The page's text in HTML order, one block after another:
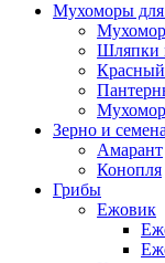
Мухоморы
Шляпки
Мухомор
Зерно и семена
Амарант
Конопля
Грибы
Ежовик